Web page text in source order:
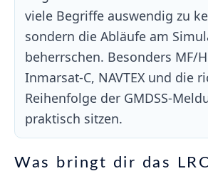
viele Begriffe auswendig zu
sondern die Abläufe am
beherrschen. Besonders MF/
Inmarsat-C, NAVTEX und die
Reihenfolge der GMDSS-
praktisch sitzen.
Was bringt dir das